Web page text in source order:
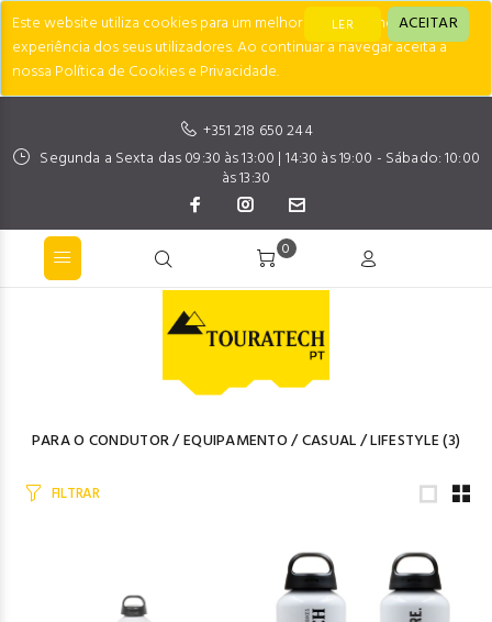
Este website utiliza cookies para um melhor desempenho e
experiência dos seus utilizadores. Ao continuar a navegar aceita a
nossa Política de Cookies e Privacidade.
LER ACEITAR
+351 218 650 244
Segunda a Sexta das 09:30 às 13:00 | 14:30 às 19:00 - Sábado: 10:00
às 13:30
0
PARA O CONDUTOR/EQUIPAMENTO/CASUAL/LIFESTYLE(3)
FILTRAR